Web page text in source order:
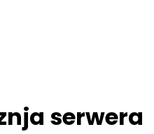
serwera